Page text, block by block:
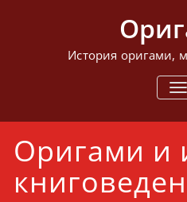
История оригами,
Оригами и